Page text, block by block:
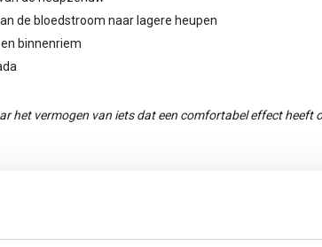
de bloedstroom naar lagere heupen
binnenriem
het vermogen van iets dat een comfortabel effect heeft
in dit product of wilt u meer weten. Neem dan
van Dragon Skin voor Nederland. Heeft u
metj.denbroeder@gearpoint.nl.